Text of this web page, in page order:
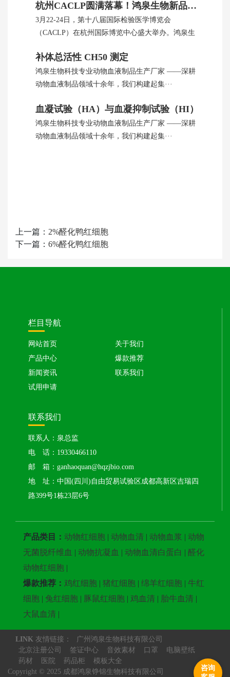
咨询
杭州CACLP圆满落幕！鸿泉生物新品引全球瞩目
3月22-24日，第十八届国际检验医学博览会
（CACLP）在杭州国际博览中心盛大举办。鸿泉生
补体总活性 CH50 测定
鸿泉生物科技专业动物血液制品生产厂家 ——深耕
动物血液制品领域十余年，我们构建起集···
血凝试验（HA）与血凝抑制试验（HI）
鸿泉生物科技专业动物血液制品生产厂家 ——深耕
动物血液制品领域十余年，我们构建起集···
上一篇： 2%醛化鸭红细胞
下一篇： 6%醛化鸭红细胞
栏目导航
网站首页
关于我们
产品中心
爆款推荐
新闻资讯
联系我们
试用申请
联系我们
联系人：泉总监
电 话：19330466110
邮 箱：ganhaoquan@hqzjbio.com
地 址：中国(四川)自由贸易试验区成都高新区吉瑞四
路399号1栋23层6号
产品类目： 动物红细胞 | 动物血清 | 动物血浆 | 动物
无菌脱纤维血 | 动物抗凝血 | 动物血清白蛋白 | 醛化
动物红细胞 |
爆款推荐： 鸡红细胞 | 猪红细胞 | 绵羊红细胞 | 牛红
细胞 | 兔红细胞 | 豚鼠红细胞 | 鸡血清 | 胎牛血清 |
大鼠血清 |
LINK 友情链接：
广州鸿泉生物科技有限公司
北京注册公司
签证中心 音效素材 口罩
电脑壁纸
药材
医院 药品柜
模板大全
Copyright © 2025 成都鸿泉铮锦生物科技有限公司